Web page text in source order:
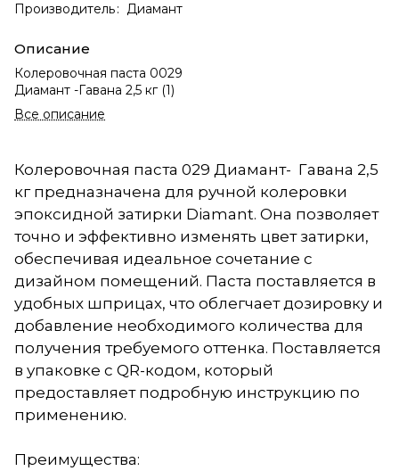
Производитель: Диамант
Описание
Колеровочная паста 0029
Диамант -Гавана 2,5 кг (1)
Все описание
Колеровочная паста 029 Диамант- Гавана 2,5
кг предназначена для ручной колеровки
эпоксидной затирки Diamant. Она позволяет
точно и эффективно изменять цвет затирки,
обеспечивая идеальное сочетание с
дизайном помещений. Паста поставляется в
удобных шприцах, что облегчает дозировку и
добавление необходимого количества для
получения требуемого оттенка. Поставляется
в упаковке с QR-кодом, который
предоставляет подробную инструкцию по
применению.
Преимущества: